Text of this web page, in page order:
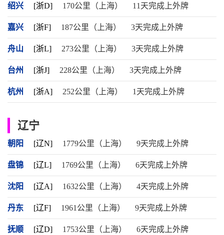
绍兴 [浙D] 170公里（上海） 11天完成上外牌
嘉兴 [浙F] 187公里（上海） 3天完成上外牌
舟山 [浙L] 273公里（上海） 3天完成上外牌
台州 [浙J] 228公里（上海） 3天完成上外牌
杭州 [浙A] 252公里（上海） 1天完成上外牌
辽宁
朝阳 [辽N] 1779公里（上海） 9天完成上外牌
盘锦 [辽L] 1769公里（上海） 6天完成上外牌
沈阳 [辽A] 1632公里（上海） 4天完成上外牌
丹东 [辽F] 1961公里（上海） 9天完成上外牌
抚顺 [辽D] 1753公里（上海） 6天完成上外牌